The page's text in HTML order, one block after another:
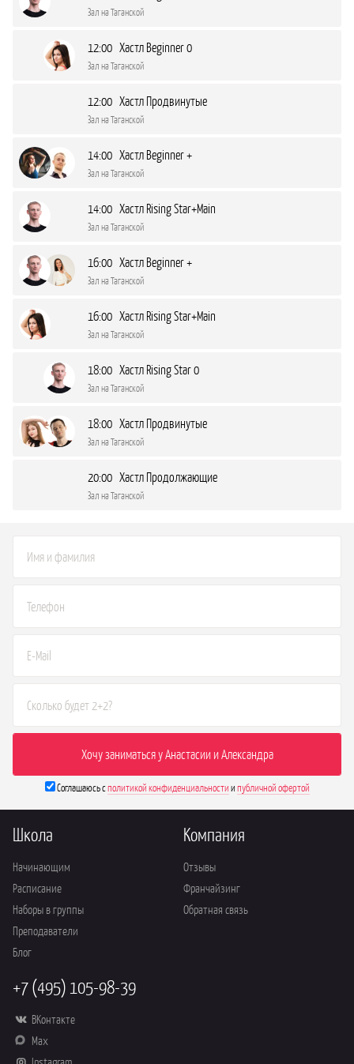
Зал на Таганской
12:00 Хастл Beginner 0
Зал на Таганской
12:00 Хастл Продвинутые
Зал на Таганской
14:00 Хастл Beginner +
Зал на Таганской
14:00 Хастл Rising Star+Main
Зал на Таганской
16:00 Хастл Beginner +
Зал на Таганской
16:00 Хастл Rising Star+Main
Зал на Таганской
18:00 Хастл Rising Star 0
Зал на Таганской
18:00 Хастл Продвинутые
Зал на Таганской
20:00 Хастл Продолжающие
Зал на Таганской
Соглашаюсь сполитикой конфиденциальностиипубличной офертой
Школа
Начинающим
Расписание
Наборы в группы
Преподаватели
Блог
Компания
Отзывы
Франчайзинг
Обратная связь
+7 (495) 105-98-39
ВКонтакте
Max